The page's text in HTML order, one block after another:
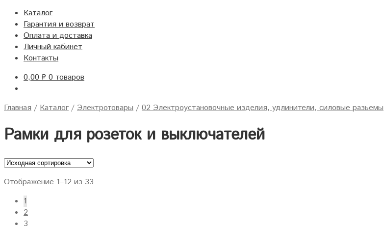
Каталог
Гарантия и возврат
Оплата и доставка
Личный кабинет
Контакты
0,00₽ 0 товаров
Главная / Каталог / Электротовары / 02 Электроустановочные изделия, удлинители, силовые разьемы
Рамки для розеток и выключателей
Отображение 1–12 из 33
1
2
3